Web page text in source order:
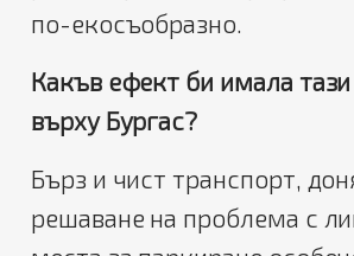
по-екосъобразно.
Какъв ефект би имала
върху Бургас?
Бърз и чист транспорт,
решаване на проблема с